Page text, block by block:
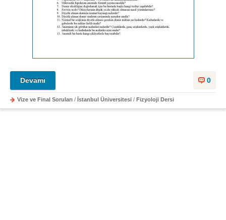
0
Devamı
Vize ve Final Soruları / İstanbul Üniversitesi / Fizyoloji Dersi